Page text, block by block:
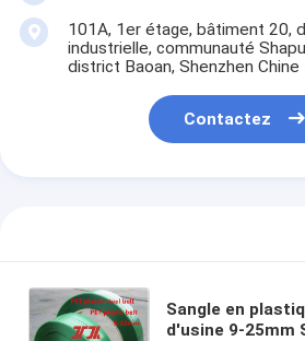
101A, 1er étage, bâtiment 20,
industrielle, communauté
district Baoan, Shenzhen
Contactez
Sangle en
d'usine 9-25mm